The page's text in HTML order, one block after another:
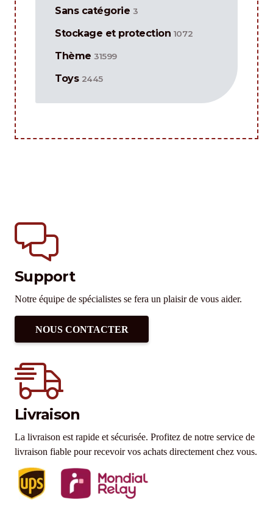
Sans catégorie 3
Stockage et protection 1072
Thème 31599
Toys 2445
Support
Notre équipe de spécialistes se fera un plaisir de vous aider.
NOUS CONTACTER
Livraison
La livraison est rapide et sécurisée. Profitez de notre service de
livraison fiable pour recevoir vos achats directement chez vous.